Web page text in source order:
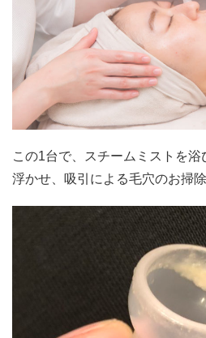
この1台で、スチームミストを
浮かせ、吸引による毛穴のお掃除